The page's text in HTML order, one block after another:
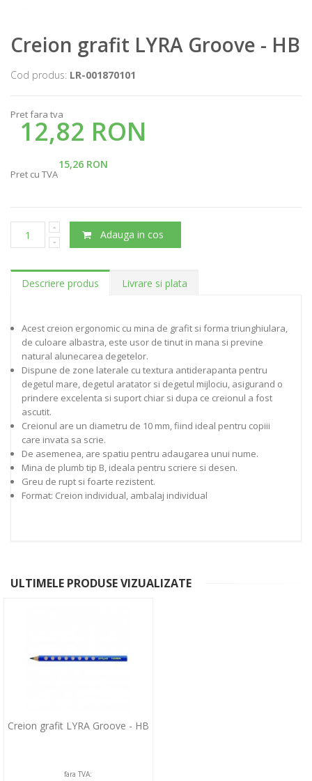
Creion grafit LYRA Groove - HB
Cod produs: LR-001870101
Pret fara tva
12,82 RON
15,26 RON
Pret cu TVA
Adauga in cos
Descriere produs Livrare si plata
Acest creion ergonomic cu mina de grafit si forma triunghiulara,
de culoare albastra, este usor de tinut in mana si previne
natural alunecarea degetelor.
Dispune de zone laterale cu textura antiderapanta pentru
degetul mare, degetul aratator si degetul mijlociu, asigurand o
prindere excelenta si suport chiar si dupa ce creionul a fost
ascutit.
Creionul are un diametru de 10 mm, fiind ideal pentru copiii
care invata sa scrie.
De asemenea, are spatiu pentru adaugarea unui nume.
Mina de plumb tip B, ideala pentru scriere si desen.
Greu de rupt si foarte rezistent.
Format: Creion individual, ambalaj individual
ULTIMELE PRODUSE VIZUALIZATE
Creion grafit LYRA Groove - HB
fara TVA: